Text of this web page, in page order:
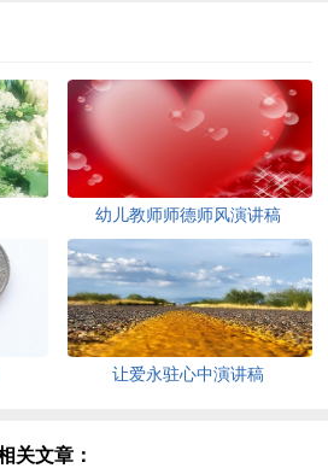
幼儿教师师德师风演讲稿
让爱永驻心中演讲稿
关文章：